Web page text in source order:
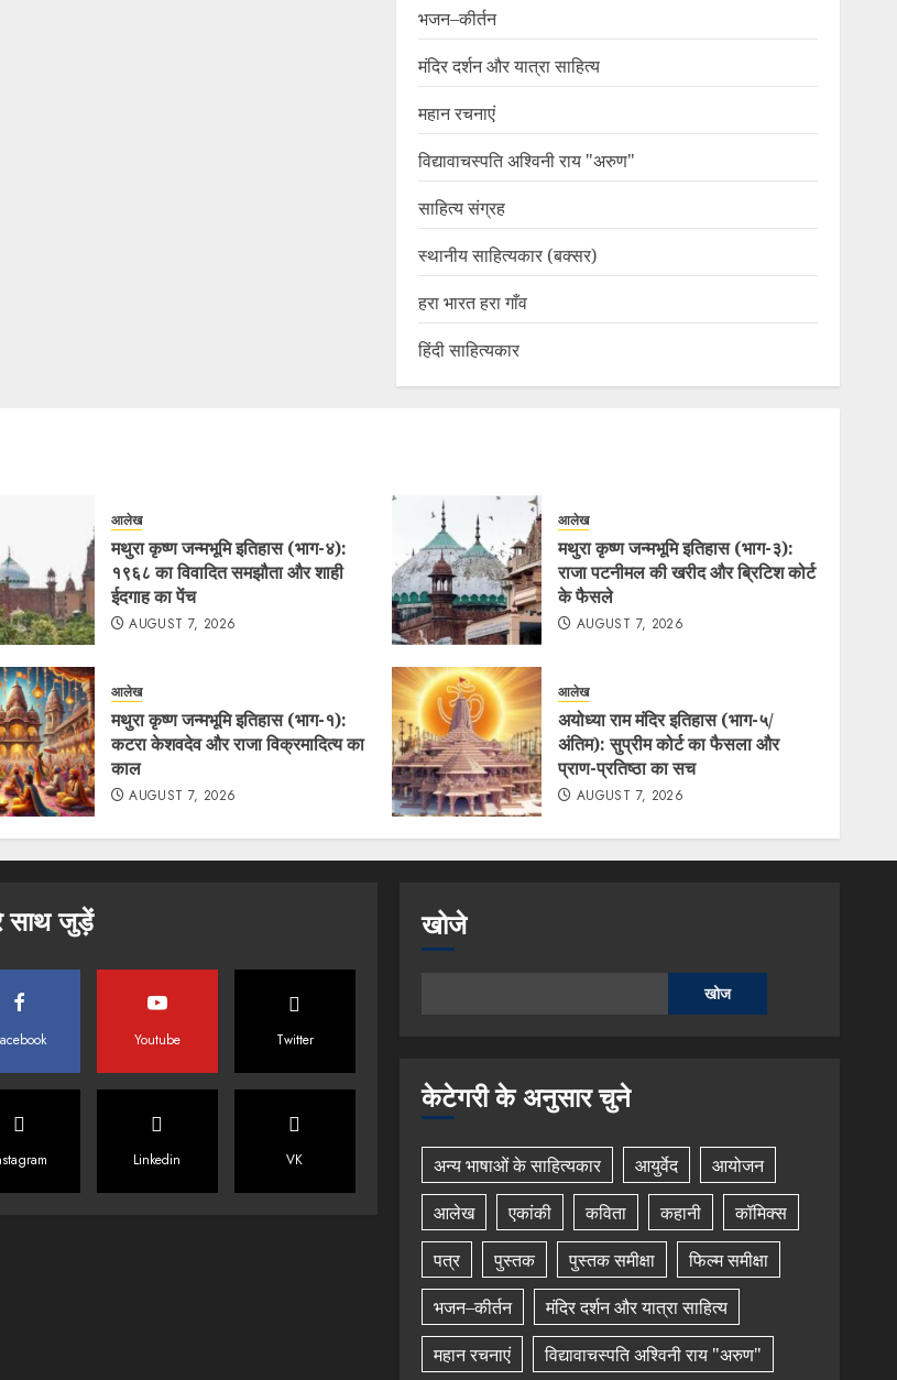
भजन–कीर्तन
मंदिर दर्शन और यात्रा साहित्य
महान रचनाएं
विद्यावाचस्पति अश्विनी राय "अरुण"
साहित्य संग्रह
स्थानीय साहित्यकार (बक्सर)
हरा भारत हरा गाँव
हिंदी साहित्यकार
आलेख
मथुरा कृष्ण जन्मभूमि इतिहास (भाग-४):
१९६८ का विवादित समझौता और शाही
ईदगाह का पेंच
AUGUST 7, 2026
आलेख
मथुरा कृष्ण जन्मभूमि इतिहास (भाग-३):
राजा पटनीमल की खरीद और ब्रिटिश कोर्ट
के फैसले
AUGUST 7, 2026
आलेख
मथुरा कृष्ण जन्मभूमि इतिहास (भाग-१):
कटरा केशवदेव और राजा विक्रमादित्य का
काल
AUGUST 7, 2026
आलेख
अयोध्या राम मंदिर इतिहास (भाग-५/
अंतिम): सुप्रीम कोर्ट का फैसला और
प्राण-प्रतिष्ठा का सच
AUGUST 7, 2026
साथ जुड़ें
Youtube Twitter
Linkedin VK
खोजे
खोज
केटेगरी के अनुसार चुने
अन्य भाषाओं के साहित्यकार आयुर्वेद
आयोजन
आलेख
एकांकी कविता कहानी
कॉमिक्स
पत्र
पुस्तक पुस्तक समीक्षा
फिल्म समीक्षा
भजन–कीर्तन
मंदिर दर्शन और यात्रा साहित्य
महान रचनाएं
विद्यावाचस्पति अश्विनी राय "अरुण"